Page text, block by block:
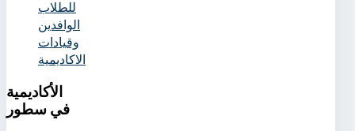
للطلاب
الوافدين
وقيادات
الاكاديمية
الأكاديمية
في سطور